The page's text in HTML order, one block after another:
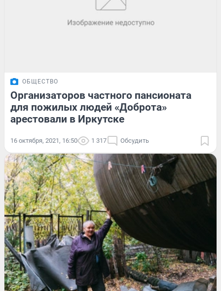
ОБЩЕСТВО
Организаторов частного пансионата
для пожилых людей «Доброта»
арестовали в Иркутске
16 октября, 2021, 16:50 1 317 Обсудить